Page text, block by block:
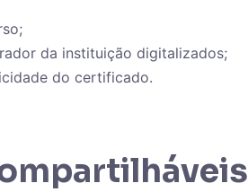
da instituição digitalizados;
do certificado.